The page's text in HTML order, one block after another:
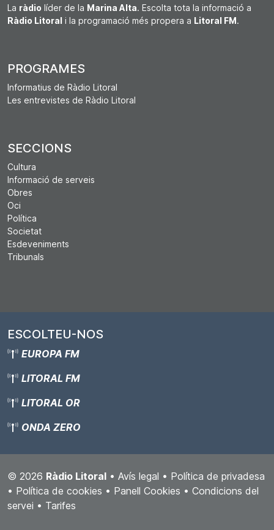
La ràdio líder de la Marina Alta. Escolta tota la informació a
Ràdio Litoral i la programació més propera a Litoral FM.
PROGRAMES
Informatius de Ràdio Litoral
Les entrevistes de Ràdio Litoral
SECCIONS
Cultura
Informació de serveis
Obres
Oci
Política
Societat
Esdeveniments
Tribunals
ESCOLTEU-NOS
EUROPA FM
LITORAL FM
LITORAL OR
ONDA ZERO
© 2026 Ràdio Litoral • Avís legal • Política de privadesa
• Política de cookies • Panell Cookies • Condicions del
servei • Tarifes